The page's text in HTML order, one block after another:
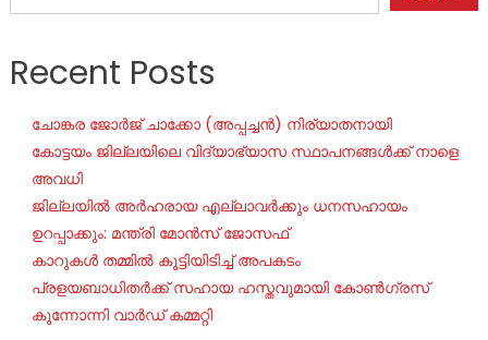
Recent Posts
ചോങ്കര ജോര്‍ജ് ചാക്കോ (അപ്പച്ചന്‍) നിര്യാതനായി
കോട്ടയം ജില്ലയിലെ വിദ്യാഭ്യാസ സ്ഥാപനങ്ങൾക്ക് നാളെ
അവധി
ജില്ലയില്‍ അര്‍ഹരായ എല്ലാവര്‍ക്കും ധനസഹായം
ഉറപ്പാക്കും: മന്ത്രി മോന്‍സ് ജോസഫ്
കാറുകൾ തമ്മിൽ കൂട്ടിയിടിച്ച് അപകടം
പ്രളയബാധിതർക്ക് സഹായ ഹസ്തവുമായി കോൺഗ്രസ്
കുന്നോന്നി വാർഡ് കമ്മറ്റി